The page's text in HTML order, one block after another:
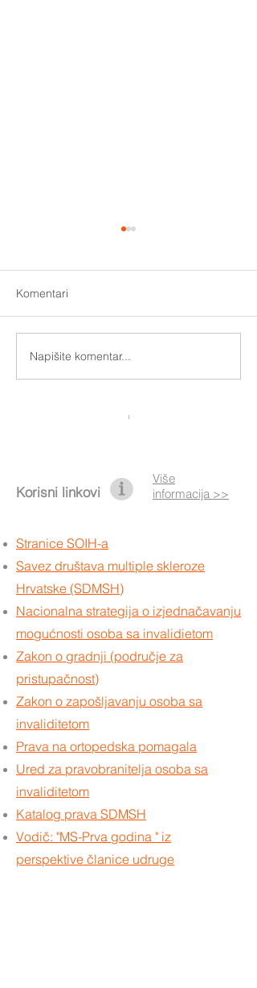
Otključajmo uistinu pokret
Komentari
Napišite komentar...
Više
informacija >>
Korisni linkovi
Stranice SOIH-a
Savez društava multiple skleroze
Hrvatske (SDMSH)
Nacionalna strategija o izjednačavanju
mogućnosti osoba sa invalidietom
Zakon o gradnji (područje za
pristupačnost)
Zakon o zapošljavanju osoba sa
invaliditetom
Prava na ortopedska pomagala
Ured za pravobranitelja osoba sa
invaliditetom
Katalog prava SDMSH
Vodič: "MS-Prva godina " iz
perspektive članice udruge